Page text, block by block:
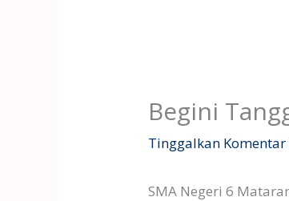
Begini
Tinggalkan Komentar
SMA Negeri 6